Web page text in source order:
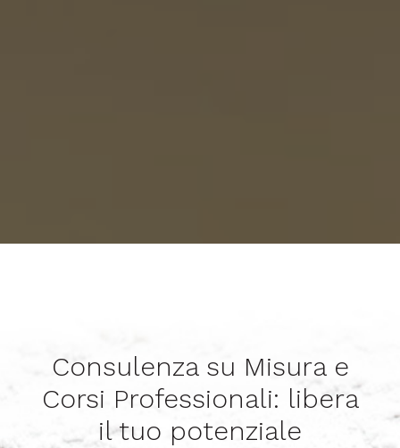
Consulenza su Misura e
Corsi Professionali: libera
il tuo potenziale